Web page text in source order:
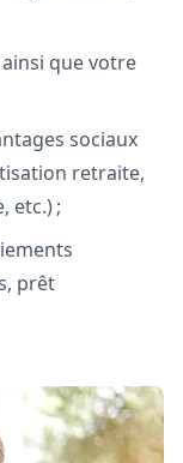
que votre
sociaux
retraite,
etc.) ;
prêt